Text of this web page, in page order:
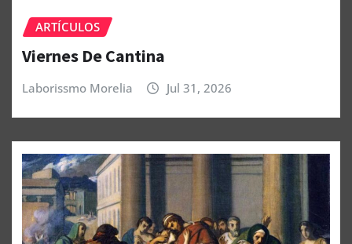
ARTÍCULOS
Viernes De Cantina
Laborissmo Morelia Jul 31, 2026